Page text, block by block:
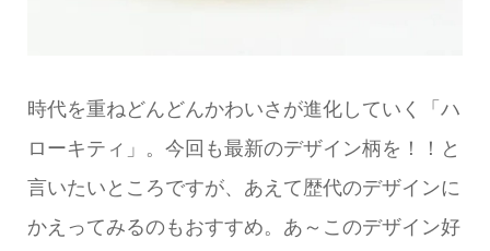
時代を重ねどんどんかわいさが進化していく「ハ
ローキティ」。今回も最新のデザイン柄を！！と
言いたいところですが、あえて歴代のデザインに
かえってみるのもおすすめ。あ～このデザイン好